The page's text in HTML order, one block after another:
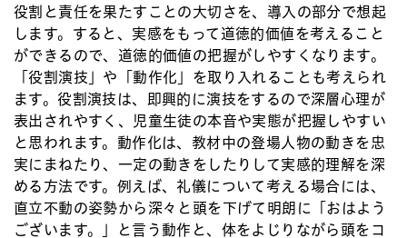
役割と責任を果たすことの大切さを、導入の部分で想起
します。すると、実感をもって道徳的価値を考えること
ができるので、道徳的価値の把握がしやすくなります。
「役割演技」や「動作化」を取り入れることも考えられ
ます。役割演技は、即興的に演技をするので深層心理が
表出されやすく、児童生徒の本音や実態が把握しやすい
と思われます。動作化は、教材中の登場人物の動きを忠
実にまねたり、一定の動きをしたりして実感的理解を深
める方法です。例えば、礼儀について考える場合には、
直立不動の姿勢から深々と頭を下げて明朗に「おはよう
ございます。」と言う動作と、体をよじりながら頭をコ